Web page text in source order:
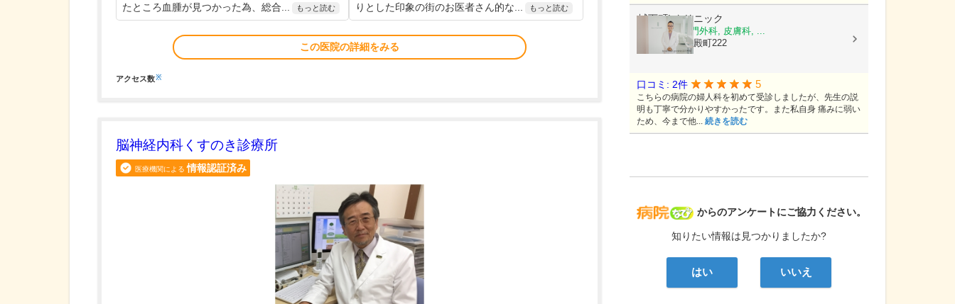
たところ血腫が見つかった為、総合...
もっと読む
りとした印象の街のお医者さん的な...
もっと読む
この医院の詳細をみる
アクセス数※
脳神経内科くすのき診療所
医療機関による 情報認証済み
病院なび
からのアンケートにご協力ください。
知りたい情報は見つかりましたか?
はい いいえ
城下町Lクリニック
乳腺外科, 肛門外科, 皮膚科, ...
島根県松江市殿町222
口コミ: 2件 5
こちらの病院の婦人科を初めて受診しましたが、先生の説
明も丁寧で分かりやすかったです。また私自身 痛みに弱い
ため、今まで他... 続きを読む